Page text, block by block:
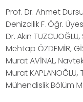
Prof. Dr. Ahmet
Denizcilik F. Öğr.
Dr. Akın
Mehtap ÖZDEMİR,
Murat AVİNAL,
Murat
Mühendislik Bölüm